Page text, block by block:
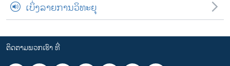
ເບິ່ງລາຍການວິທະຍຸ
ຕິດຕາມພວກເຮົາ ທີ່